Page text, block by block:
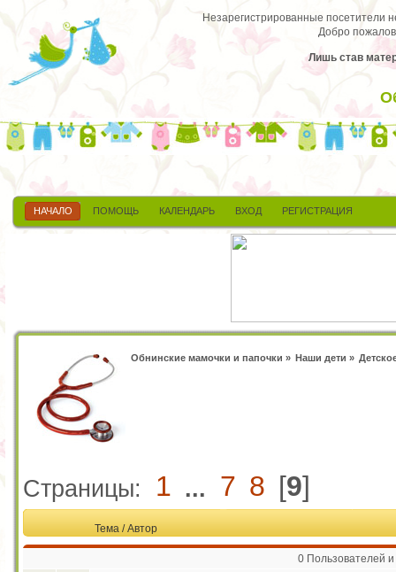
Незарегистрированные посетители
Добро
Лишь став
НАЧАЛО ПОМОЩЬ КАЛЕНДАРЬ ВХОД РЕГИСТРАЦИЯ
Обнинские мамочки и папочки » Наши дети »
Страницы: 1 ... 7 8 [9]
Тема /Автор
0 Пользователей